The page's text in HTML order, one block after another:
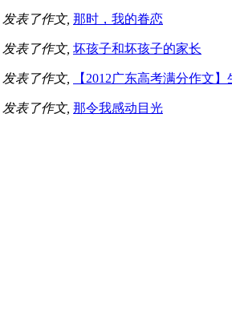
发表了作文, 那时，我的眷恋
发表了作文, 坏孩子和坏孩子的家长
发表了作文, 【2012广东高考满分作文
发表了作文, 那令我感动目光